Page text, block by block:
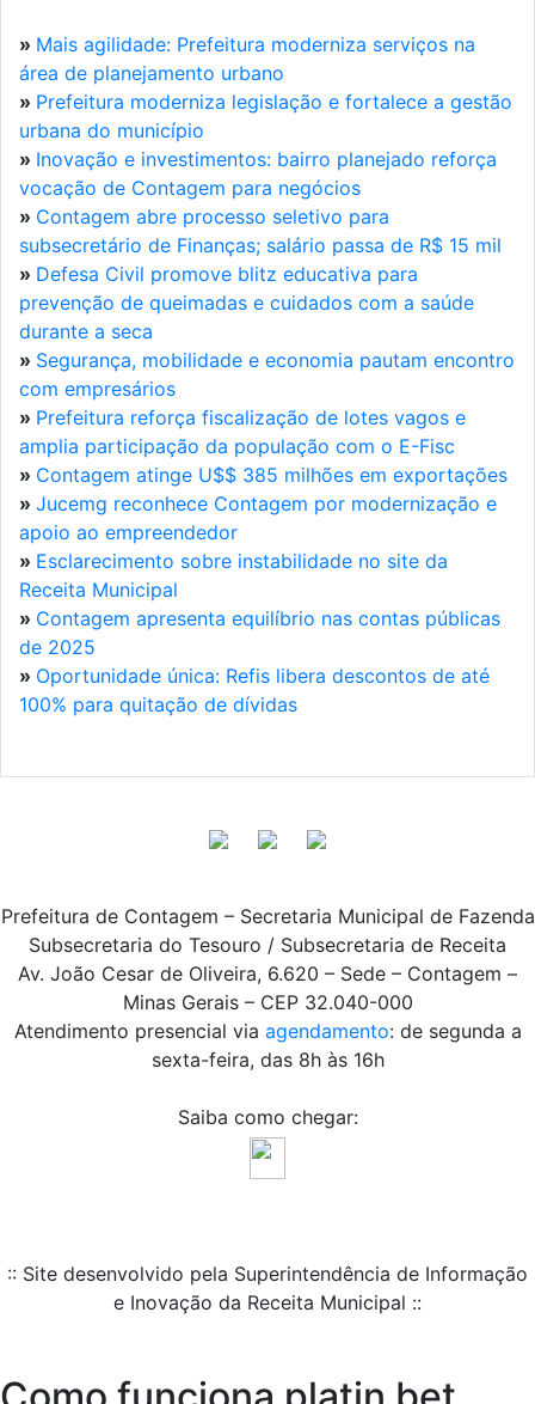
» Mais agilidade: Prefeitura moderniza serviços na
área de planejamento urbano
» Prefeitura moderniza legislação e fortalece a gestão
urbana do município
» Inovação e investimentos: bairro planejado reforça
vocação de Contagem para negócios
» Contagem abre processo seletivo para
subsecretário de Finanças; salário passa de R$ 15 mil
» Defesa Civil promove blitz educativa para
prevenção de queimadas e cuidados com a saúde
durante a seca
» Segurança, mobilidade e economia pautam encontro
com empresários
» Prefeitura reforça fiscalização de lotes vagos e
amplia participação da população com o E-Fisc
» Contagem atinge U$$ 385 milhões em exportações
» Jucemg reconhece Contagem por modernização e
apoio ao empreendedor
» Esclarecimento sobre instabilidade no site da
Receita Municipal
» Contagem apresenta equilíbrio nas contas públicas
de 2025
» Oportunidade única: Refis libera descontos de até
100% para quitação de dívidas
Prefeitura de Contagem – Secretaria Municipal de Fazenda
Subsecretaria do Tesouro / Subsecretaria de Receita
Av. João Cesar de Oliveira, 6.620 – Sede – Contagem –
Minas Gerais – CEP 32.040-000
Atendimento presencial via agendamento: de segunda a
sexta-feira, das 8h às 16h
Saiba como chegar:
:: Site desenvolvido pela Superintendência de Informação
e Inovação da Receita Municipal ::